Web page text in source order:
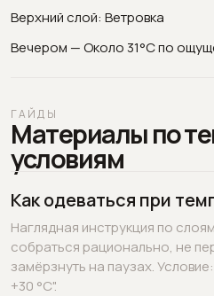
Верхний слой: Ветровка
Вечером — Около 31°C по
ГАЙДЫ
Материалы по
условиям
Как одеваться при
Наглядная инструкция по
собраться рационально, не
замёрзнуть на паузах.
+30 °C".